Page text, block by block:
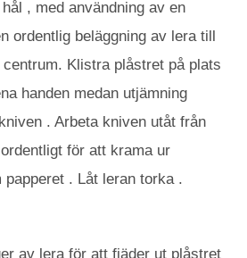
, med användning av en
ordentlig beläggning av lera till
Klistra plåstret på plats
handen medan utjämning
. Arbeta kniven utåt från
för att krama ur
. Låt leran torka .
av lera för att fjäder ut plåstret